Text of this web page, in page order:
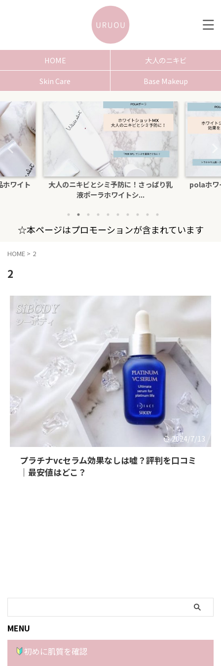
HOME
大人のニキビ
Skin Care
Base Makeup
ホワイト
大人のニキビとシミ予防に！さっぱり乳
液ポーラホワイトシ...
polaホワ
☆本ページはプロモーションが含まれています
HOME > 2
2
2024/7/13
プラチナvcセラム効果なしは嘘？評判を口コミ
｜最安値はどこ？
MENU
初めに肌質を確認